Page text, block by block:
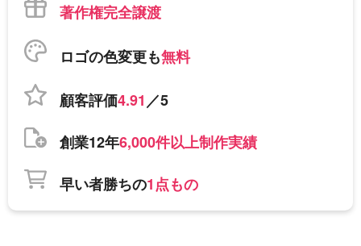
著作権完全譲渡
ロゴの色変更も無料
顧客評価4.91／5
創業12年6,000件以上制作実績
早い者勝ちの1点もの